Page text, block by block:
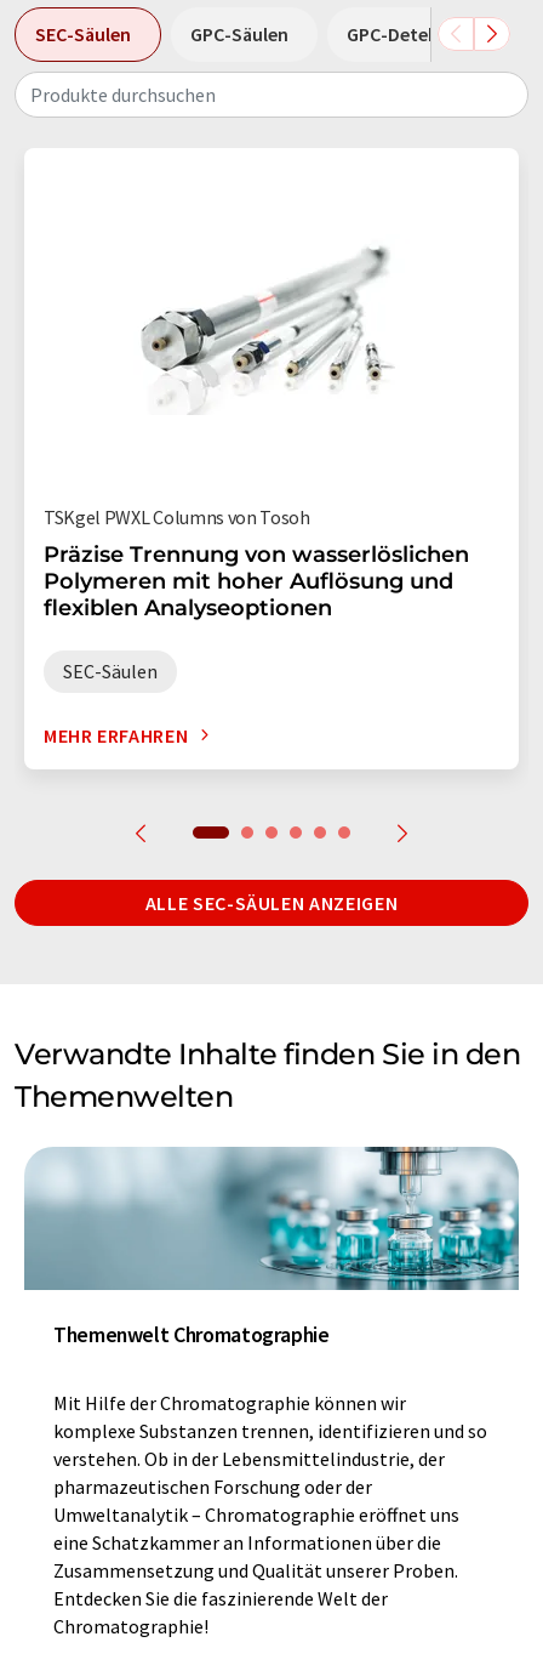
SEC-Säulen GPC-Säulen GPC-Detektoren
Produkte durchsuchen
TSKgel PWXL Columns von Tosoh
Präzise Trennung von wasserlöslichen
Polymeren mit hoher Auflösung und
flexiblen Analyseoptionen
SEC-Säulen
MEHR ERFAHREN
ALLE SEC-SÄULEN ANZEIGEN
Verwandte Inhalte finden Sie in den
Themenwelten
Themenwelt Chromatographie
Mit Hilfe der Chromatographie können wir
komplexe Substanzen trennen, identifizieren und so
verstehen. Ob in der Lebensmittelindustrie, der
pharmazeutischen Forschung oder der
Umweltanalytik – Chromatographie eröffnet uns
eine Schatzkammer an Informationen über die
Zusammensetzung und Qualität unserer Proben.
Entdecken Sie die faszinierende Welt der
Chromatographie!